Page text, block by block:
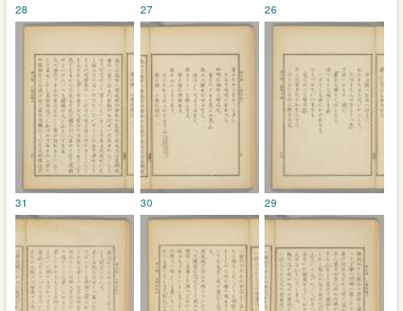
26
27
28
29
30
31